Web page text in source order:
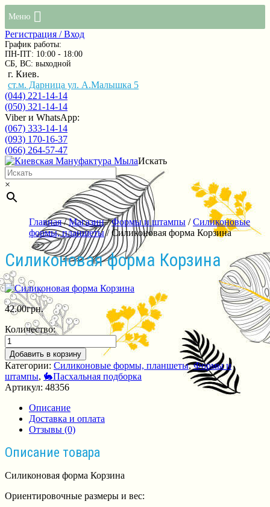
Меню
Регистрация / Вход
График работы:
ПН-ПТ: 10:00 - 18:00
СБ, ВС: выходной
г. Киев.
ст.м. Дарница ул. А.Малышка 5
(044) 221-14-14
(050) 321-14-14
Viber и WhatsApp:
(067) 333-14-14
(093) 170-16-37
(066) 264-57-47
Искать
×
Главная/Магазин/Формы и штампы /Силиконовые
формы, планшеты/ Силиконовая форма Корзина
Силиконовая форма Корзина
42.00грн.
Количество:
Добавить в корзину
Категории: Силиконовые формы, планшеты,Формы и
штампы, 🐇Пасхальная подборка
Артикул: 48356
Описание
Доставка и оплата
Отзывы (0)
Описание товара
Силиконовая форма Корзина
Ориентировочные размеры и вес: